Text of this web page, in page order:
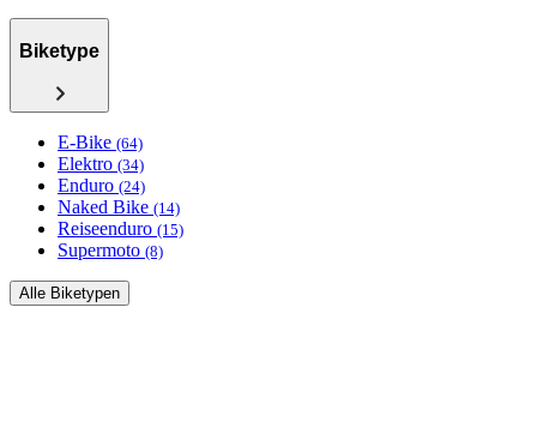
Biketype
E-Bike (64)
Elektro (34)
Enduro (24)
Naked Bike (14)
Reiseenduro (15)
Supermoto (8)
Alle Biketypen